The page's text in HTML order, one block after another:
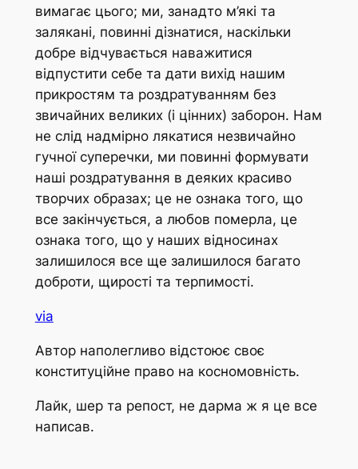
вимагає цього; ми, занадто м’які та
залякані, повинні дізнатися, наскільки
добре відчувається наважитися
відпустити себе та дати вихід нашим
прикростям та роздратуванням без
звичайних великих (і цінних) заборон. Нам
не слід надмірно лякатися незвичайно
гучної суперечки, ми повинні формувати
наші роздратування в деяких красиво
творчих образах; це не ознака того, що
все закінчується, а любов померла, це
ознака того, що у наших відносинах
залишилося все ще залишилося багато
доброти, щирості та терпимості.
via
Автор наполегливо відстоює своє
конституційне право на косномовність.
Лайк, шер та репост, не дарма ж я це все
написав.